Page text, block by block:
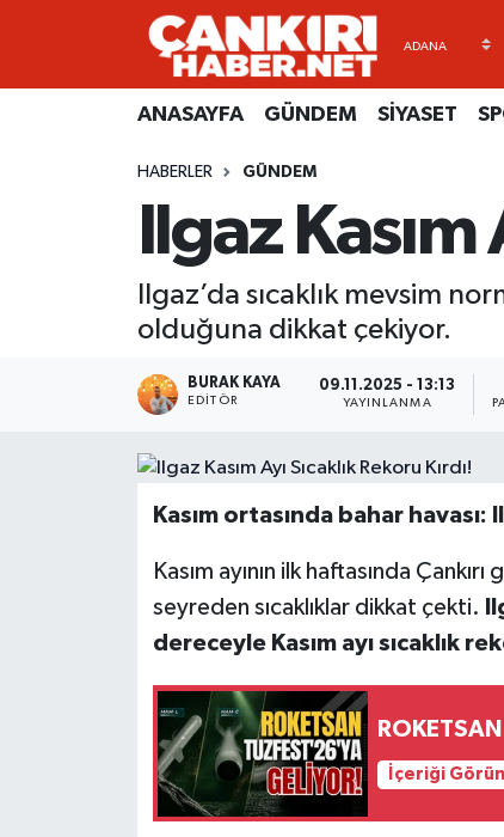
ANASAYFA GÜNDEM SİYASET
HABERLER GÜNDEM
Ilgaz Kasım
Ilgaz’da sıcaklık mevsim
olduğuna dikkat çekiyor.
BURAK KAYA
EDITÖR
09.11.2025 - 13:13
YAYINLANMA
Kasım ortasında bahar havası:
Kasım ayının ilk haftasında
seyreden sıcaklıklar dikkat çekti.
dereceyle Kasım ayı sıcaklık
İçeriği
ANASAYFA
EKONOMİ
EĞİTİM
RESMİ İLANLAR
Künye
BİYOGRAFİLER
EKONOMİ
GÜNDEM
kimdir-nedir-nasil
KÜLTÜR SANAT
MAGAZİN
Merkez Hava Durumu
Süper Lig Puan Durumu ve Fikstür
Tüm Manşetler
Son Dakika Haberleri
Haber Arşivi